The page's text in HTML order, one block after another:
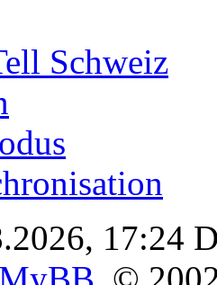
Schweiz
17:24